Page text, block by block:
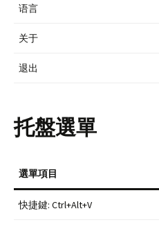
语言
关于
退出
托盤選單
選單項目
快捷鍵: Ctrl+Alt+V